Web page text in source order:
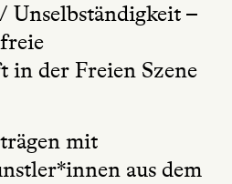
Unselbständigkeit –
in der Freien Szene
mit
aus dem